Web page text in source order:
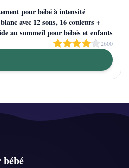
pour bébé à intensité
avec 12 sons, 16 couleurs +
au sommeil pour bébés et enfants
2600
bébé